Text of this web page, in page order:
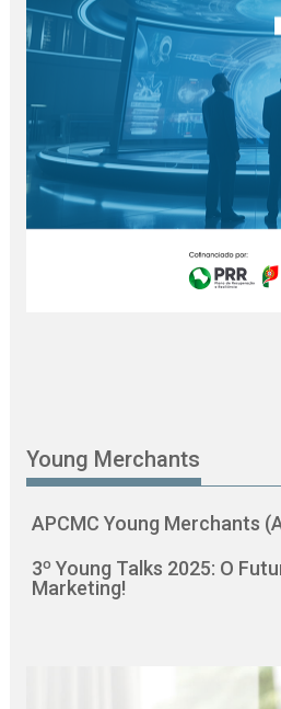
Young Merchants
APCMC Young Merchants
3º Young Talks 2025: O
Marketing!